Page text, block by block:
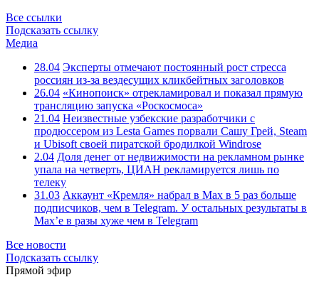
Все ссылки
Подсказать ссылку
Медиа
28.04 Эксперты отмечают постоянный рост стресса
россиян из-за вездесущих кликбейтных заголовков
26.04 «Кинопоиск» отрекламировал и показал прямую
трансляцию запуска «Роскосмоса»
21.04 Неизвестные узбекские разработчики с
продюссером из Lesta Games порвали Сашу Грей, Steam
и Ubisoft своей пиратской бродилкой Windrose
2.04 Доля денег от недвижимости на рекламном рынке
упала на четверть, ЦИАН рекламируется лишь по
телеку
31.03 Аккаунт «Кремля» набрал в Max в 5 раз больше
подписчиков, чем в Telegram. У остальных результаты в
Max’е в разы хуже чем в Telegram
Все новости
Подсказать ссылку
Прямой эфир